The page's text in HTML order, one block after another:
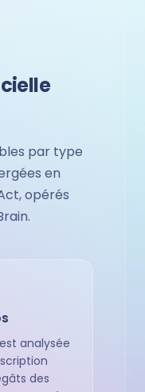
par type
en
opérés
analysée
des